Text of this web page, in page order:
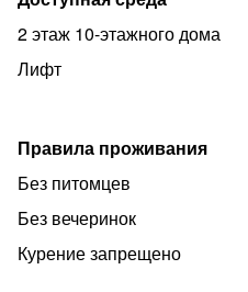
2 этаж 10-этажного дома
Лифт
Правила проживания
Без питомцев
Без вечеринок
Курение запрещено